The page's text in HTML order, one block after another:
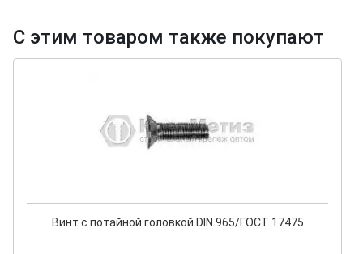
С этим товаром также покупают
Винт с потайной головкой DIN 965/ГОСТ 17475